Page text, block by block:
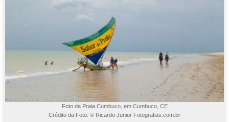
Foto da Praia Cumbuco, em Cumbuco, CE
Crédito da Foto: © Ricardo Junior Fotografias.com.br